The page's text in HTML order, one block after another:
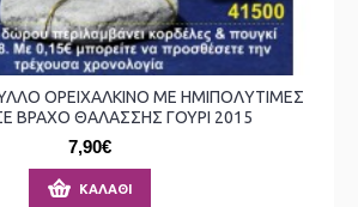
ΟΡΕΙΧΑΛΚΙΝΟ ΜΕ ΗΜΙΠΟΛΥΤΙΜΕΣ
ΒΡΑΧΟ ΘΑΛΑΣΣΗΣ ΓΟΥΡΙ 2015
7,90€
ΚΑΛΆΘΙ